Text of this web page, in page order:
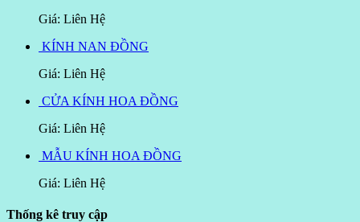
Giá: Liên Hệ
KÍNH NAN ĐỒNG
Giá: Liên Hệ
CỬA KÍNH HOA ĐỒNG
Giá: Liên Hệ
MẪU KÍNH HOA ĐỒNG
Giá: Liên Hệ
Thống kê truy cập